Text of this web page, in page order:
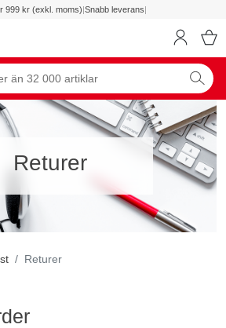
999 kr (exkl. moms)|Snabb leverans|
Returer
Returer